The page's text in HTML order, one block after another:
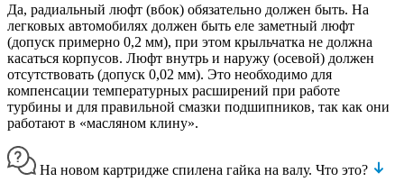
Да, радиальный люфт (вбок) обязательно должен быть. На
легковых автомобилях должен быть еле заметный люфт
(допуск примерно 0,2 мм), при этом крыльчатка не должна
касаться корпусов. Люфт внутрь и наружу (осевой) должен
отсутствовать (допуск 0,02 мм). Это необходимо для
компенсации температурных расширений при работе
турбины и для правильной смазки подшипников, так как они
работают в «масляном клину».
На новом картридже спилена гайка на валу. Что это?